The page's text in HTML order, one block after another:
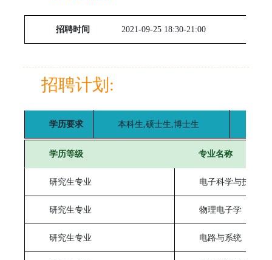
招聘时间 2021-09-25 18:30-21:00
招聘计划:
学历要求 本科生,硕士生,博士生
学历等级 专业名称
研究生专业 电子科学与技术
研究生专业 物理电子学
研究生专业 电路与系统